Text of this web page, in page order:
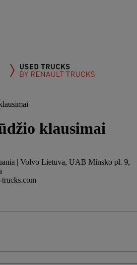
klausimai
| Volvo Lietuva, UAB Minsko pl. 9,